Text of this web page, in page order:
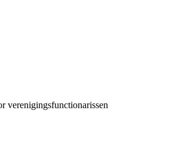
verenigingsfunctionarissen